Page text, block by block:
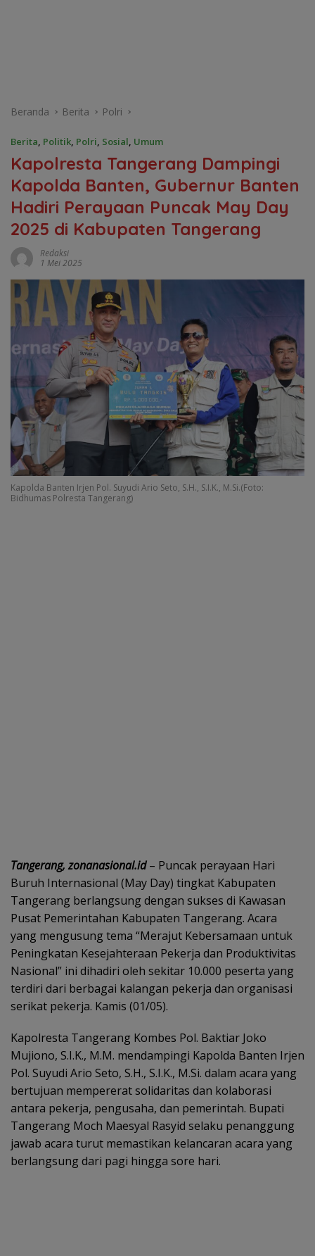
Beranda Berita Polri
Berita, Politik, Polri, Sosial, Umum
Kapolresta Tangerang Dampingi
Kapolda Banten, Gubernur Banten
Hadiri Perayaan Puncak May Day
2025 di Kabupaten Tangerang
Redaksi
1 Mei 2025
Kapolda Banten Irjen Pol. Suyudi Ario Seto, S.H., S.I.K., M.Si.(Foto:
Bidhumas Polresta Tangerang)
Tangerang, zonanasional.id– Puncak perayaan Hari
Buruh Internasional (May Day) tingkat Kabupaten
Tangerang berlangsung dengan sukses di Kawasan
Pusat Pemerintahan Kabupaten Tangerang. Acara
yang mengusung tema “Merajut Kebersamaan untuk
Peningkatan Kesejahteraan Pekerja dan Produktivitas
Nasional” ini dihadiri oleh sekitar 10.000 peserta yang
terdiri dari berbagai kalangan pekerja dan organisasi
serikat pekerja. Kamis (01/05).
Kapolresta Tangerang Kombes Pol. Baktiar Joko
Mujiono, S.I.K., M.M. mendampingi Kapolda Banten Irjen
Pol. Suyudi Ario Seto, S.H., S.I.K., M.Si. dalam acara yang
bertujuan mempererat solidaritas dan kolaborasi
antara pekerja, pengusaha, dan pemerintah. Bupati
Tangerang Moch Maesyal Rasyid selaku penanggung
jawab acara turut memastikan kelancaran acara yang
berlangsung dari pagi hingga sore hari.